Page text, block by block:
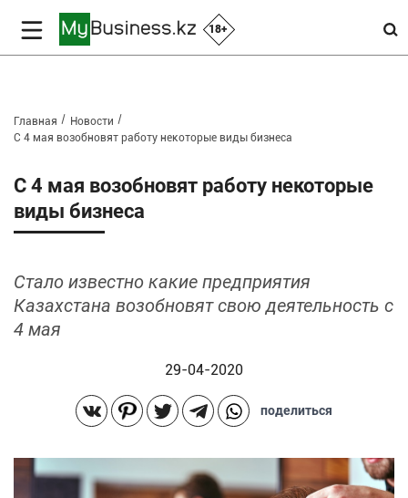
18+
Главная
Новости
С 4 мая возобновят работу некоторые виды бизнеса
С 4 мая возобновят работу некоторые
виды бизнеса
Стало известно какие предприятия
Казахстана возобновят свою деятельность с
4 мая
поделиться
29-04-2020